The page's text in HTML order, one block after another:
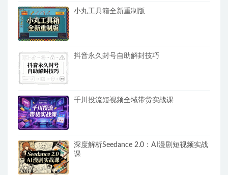
小丸工具箱全新重制版
抖音永久封号自助解封技巧
千川投流短视频全域带货实战课
深度解析Seedance 2.0：AI漫剧短视频实战
课